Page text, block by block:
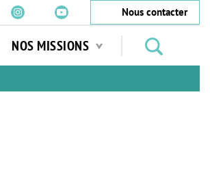
Nous contacter
NOS MISSIONS
jardins